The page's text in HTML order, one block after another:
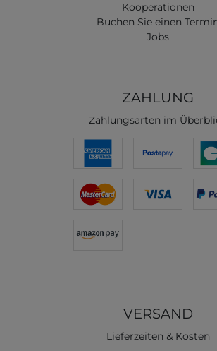
Kooperationen
Buchen Sie einen
Jobs
ZAHLUNG
Zahlungsarten im
VERSAND
Lieferzeiten & Kosten